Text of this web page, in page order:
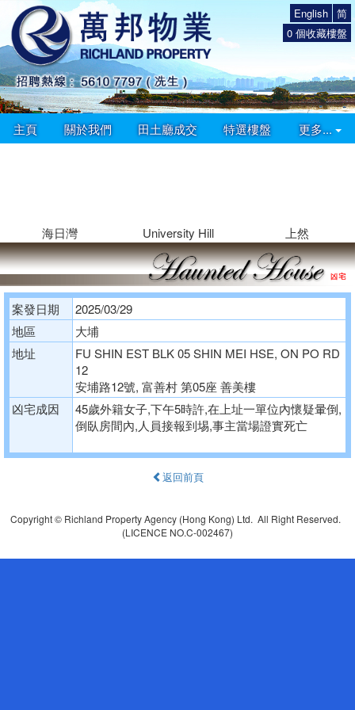
简
English
0 個收藏樓盤
主頁 關於我們 田土廳成交 特選樓盤 更多...
海日灣 University Hill 上然
案發日期
2025/03/29
地區
大埔
地址
FU SHIN EST BLK 05 SHIN MEI HSE, ON PO RD
12
安埔路12號, 富善村 第05座 善美樓
凶宅成因
45歲外籍女子,下午5時許,在上址一單位內懷疑暈倒,
倒臥房間內,人員接報到埸,事主當場證實死亡
返回前頁
Copyright © Richland Property Agency (Hong Kong) Ltd. All Right Reserved.
(LICENCE NO.C-002467)